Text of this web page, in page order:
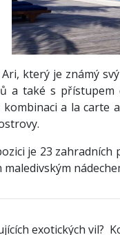
který je známý
a také s
a la carte
je 23
exotických vil?